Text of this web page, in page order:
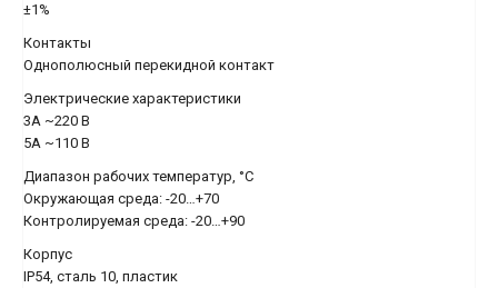
±1%
Контакты
Однополюсный перекидной контакт
Электрические характеристики
3А ~220 В
5А ~110 В
Диапазон рабочих температур, °C
Окружающая среда: -20…+70
Контролируемая среда: -20…+90
Корпус
IP54, сталь 10, пластик